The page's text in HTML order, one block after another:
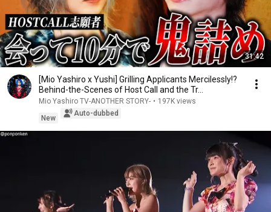
31:42
[Mio Yashiro x Yushi] Grilling Applicants Mercilessly!?
Behind-the-Scenes of Host Call and the Tr...
Mio Yashiro TV-ANOTHER STORY- • 197K views
New
Auto-dubbed